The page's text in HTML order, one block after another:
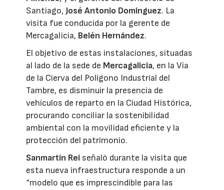
Santiago, José Antonio Domínguez. La
visita fue conducida por la gerente de
Mercagalicia, Belén Hernández.
El objetivo de estas instalaciones, situadas
al lado de la sede de Mercagalicia, en la Vía
de la Cierva del Polígono Industrial del
Tambre, es disminuir la presencia de
vehículos de reparto en la Ciudad Histórica,
procurando conciliar la sostenibilidad
ambiental con la movilidad eficiente y la
protección del patrimonio.
Sanmartín Rei señaló durante la visita que
esta nueva infraestructura responde a un
“modelo que es imprescindible para las